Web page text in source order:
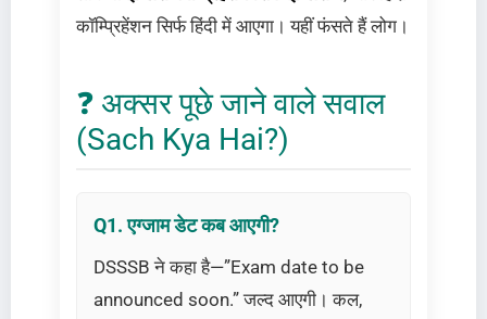
कॉम्प्रिहेंशन सिर्फ हिंदी में आएगा। यहीं फंसते हैं लोग।
❓ अक्सर पूछे जाने वाले सवाल
(Sach Kya Hai?)
Q1. एग्जाम डेट कब आएगी?
DSSSB ने कहा है—”Exam date to be
announced soon.” जल्द आएगी। कल,